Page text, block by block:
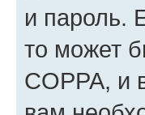
и пароль.
то может
COPPA, и